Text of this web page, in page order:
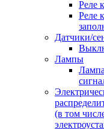
Реле
Реле
Датчики/
Лампы
(в том